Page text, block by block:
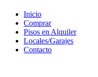
Inicio
Comprar
Pisos en Alquiler
Locales/Garajes
Contacto